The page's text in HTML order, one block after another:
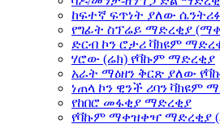
ከፍተኛ ፍጥነት ያለው
የግፊት ስፕሬይ ማድረቂያ
ድርብ ኮን ሮታሪ ቫክዩም
ሃሮው (ሬክ) የቫኩም ማድረቂያ
አራት ማዕዘን ቅርጽ ያለው
ነጠላ ኮን ዊንች ሪባን ቫክዩም
የከበሮ መፋቂያ ማድረቂያ
የቫኩም ማቀዝቀዣ ማድረቂያ